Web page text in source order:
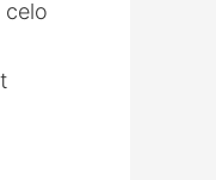
celo